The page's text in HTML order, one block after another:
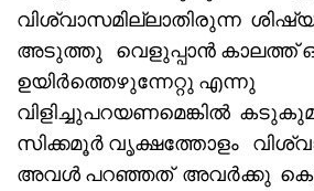
വിശ്വാസമില്ലാതിരുന്ന
അടുത്തു വെളുപ്പാൻ കാലത്ത്
ഉയിർത്തെഴുന്നേറ്റു എന്നു
വിളിച്ചുപറയണമെങ്കിൽ
സിക്കമൂർ വൃക്ഷത്തോളം
അവൾ പറഞ്ഞത് അവർക്കു